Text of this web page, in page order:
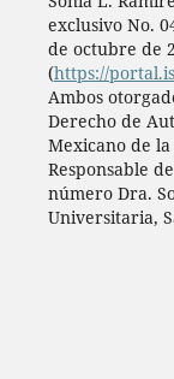
exclusivo No.
de octubre de
(https://
Ambos
Derecho de
Mexicano de
Responsable
número Dra.
Universitaria,